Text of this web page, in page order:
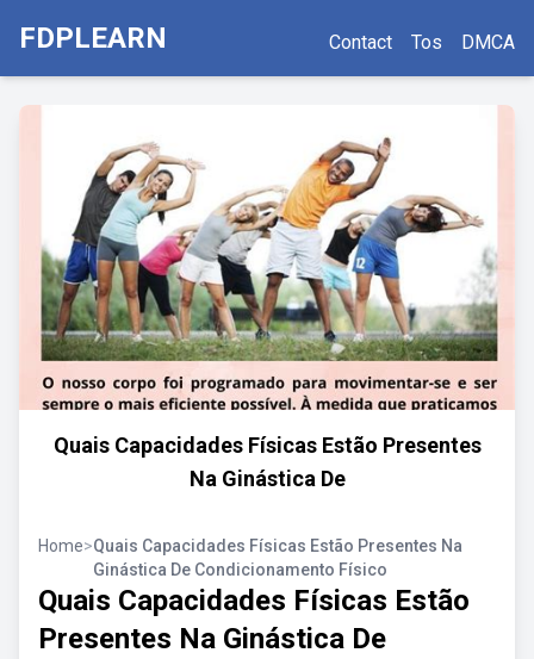
FDPLEARN Contact Tos DMCA
Quais Capacidades Físicas Estão Presentes
Na Ginástica De
Home>Quais Capacidades Físicas Estão Presentes Na
Ginástica De Condicionamento Físico
Quais Capacidades Físicas Estão
Presentes Na Ginástica De